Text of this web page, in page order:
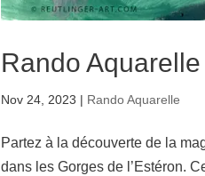
Rando
Nov 24, 2023 | Rando Aquarelle
Partez à la découverte de la
dans les Gorges de l’Estéron.